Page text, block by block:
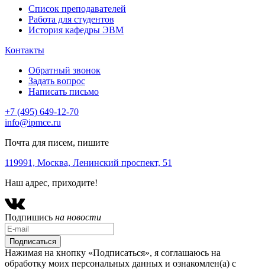
Список преподавателей
Работа для студентов
История кафедры ЭВМ
Контакты
Обратный звонок
Задать вопрос
Написать письмо
+7 (495) 649-12-70
info@ipmce.ru
Почта для писем, пишите
119991, Москва, Ленинский проспект, 51
Наш адрес, приходите!
Подпишись на новости
Нажимая на кнопку «Подписаться», я соглашаюсь на
обработку моих персональных данных и ознакомлен(а) с